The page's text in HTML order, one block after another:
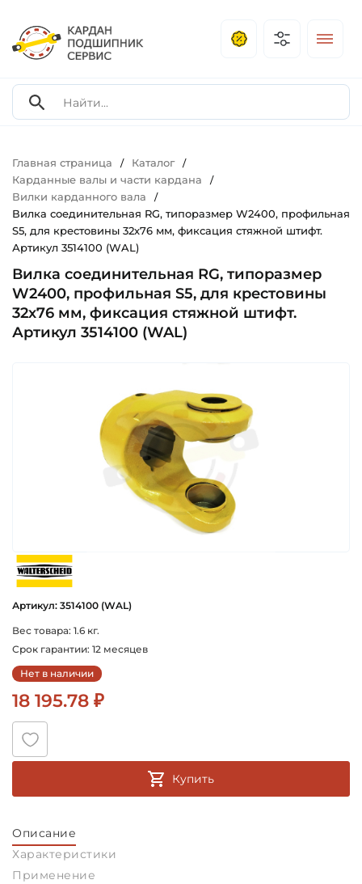
Главная страница / Каталог /
Карданные валы и части кардана /
Вилки карданного вала /
Вилка соединительная RG, типоразмер W2400, профильная
S5, для крестовины 32х76 мм, фиксация стяжной штифт.
Артикул 3514100 (WAL)
Вилка соединительная RG, типоразмер
W2400, профильная S5, для крестовины
32х76 мм, фиксация стяжной штифт.
Артикул 3514100 (WAL)
Артикул: 3514100 (WAL)
Вес товара: 1.6 кг.
Срок гарантии: 12 месяцев
Нет в наличии
18 195.78 ₽
Купить
Описание
Характеристики
Применение